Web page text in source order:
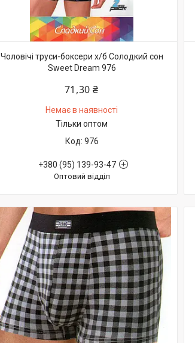
Чоловічі труси-боксери х/б Солодкий сон
Sweet Dream 976
71,30 ₴
Немає в наявності
Тільки оптом
976
+380 (95) 139-93-47
Оптовий відділ